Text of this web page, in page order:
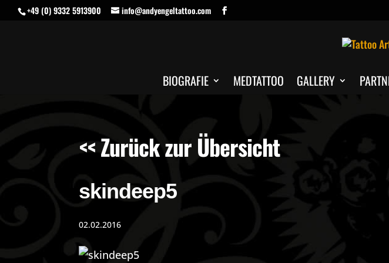
+49 (0) 9332 5913900 info@andyengeltattoo.com
BIOGRAFIE MEDTATTOO GALLERY
<< Zurück zur Übersicht
skindeep5
02.02.2016